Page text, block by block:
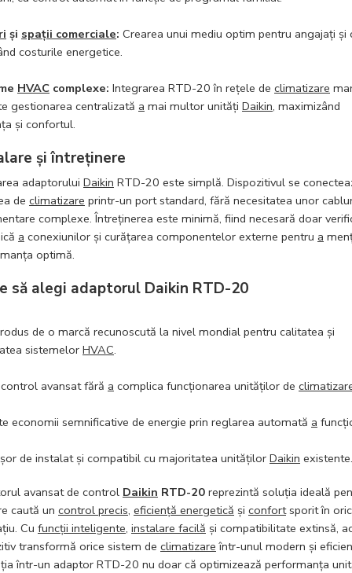
și spații comerciale: Crearea unui mediu optim pentru angajați și
costurile energetice.
HVAC complexe: Integrarea RTD-20 în rețele de climatizare
gestionarea centralizată a mai multor unități Daikin, maximizând
și confortul.
și întreținere
adaptorului Daikin RTD-20 este simplă. Dispozitivul se
de climatizare printr-un port standard, fără necesitatea unor
complexe. Întreținerea este minimă, fiind necesară doar
a conexiunilor și curățarea componentelor externe pentru a
optimă.
să alegi adaptorul Daikin RTD-20
de o marcă recunoscută la nivel mondial pentru calitatea și
sistemelor HVAC.
avansat fără a complica funcționarea unităților de
economii semnificative de energie prin reglarea automată a
de instalat și compatibil cu majoritatea unităților Daikin existente.
avansat de control Daikin RTD-20 reprezintă soluția ideală
caută un control precis, eficiență energetică și confortsporit în
Cu funcții inteligente, instalare facilă și compatibilitate extinsă,
transformă orice sistem de climatizare într-unul modern și
într-un adaptor RTD-20 nu doar că optimizează performanța